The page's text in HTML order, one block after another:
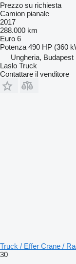
Prezzo su richiesta
Camion pianale
2017
288.000 km
Euro 6
Potenza 490 HP (360
Ungheria, Budapest
Laslo Truck
Contattare il venditore
Truck / Effer Crane /
30